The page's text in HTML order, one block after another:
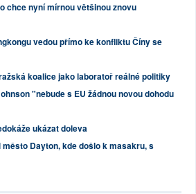
chce nyní mírnou většinou znovu
vedou přímo ke konfliktu Číny se
koalice jako laboratoř reálné politiky
"nebude s EU žádnou novou dohodu
ukázat doleva
město Dayton, kde došlo k masakru, s